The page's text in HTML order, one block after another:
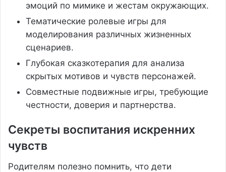
эмоций по мимике и жестам окружающих.
Тематические ролевые игры для
моделирования различных жизненных
сценариев.
Глубокая сказкотерапия для анализа
скрытых мотивов и чувств персонажей.
Совместные подвижные игры, требующие
честности, доверия и партнерства.
Секреты воспитания искренних
чувств
Родителям полезно помнить, что дети